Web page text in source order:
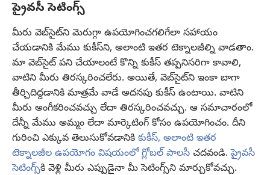
ప్రైవసీ సెటింగ్స్
మీరు వెబ్‌సైట్‌ని మెరుగ్గా ఉపయోగించగలిగేలా సహాయం
చేయడానికి మేము కుకీస్‌ని, అలాంటి ఇతర టెక్నాలజీల్ని వాడతాం.
మా వెబ్‌సైట్‌ పని చేయాలంటే కొన్ని కుకీస్‌ తప్పనిసరిగా కావాలి,
వాటిని మీరు తిరస్కరించలేరు. అయితే, వెబ్‌సైట్‌ని ఇంకా బాగా
తీర్చిదిద్దడానికి మాత్రమే వాడే అదనపు కుకీస్‌ ఉంటాయి. వాటిని
మీరు అంగీకరించవచ్చు లేదా తిరస్కరించవచ్చు. ఆ సమాచారంలో
దేన్నీ మేము అమ్మం లేదా మార్కెటింగ్‌ కోసం ఉపయోగించం. దీని
గురించి ఎక్కువ తెలుసుకోవడానికి కుకీస్, అలాంటి ఇతర
టెక్నాలజీల ఉపయోగం విషయంలో గ్లోబల్ పాలసీ చదవండి.ప్రైవసీ
సెటింగ్స్‌కి వెళ్లి మీరు ఎప్పుడైనా మీ సెటింగ్స్‌ని మార్చుకోవచ్చు.
ఓపెన్‌ కావలికోట ఆన్‌లైన్‌ లైబ్రరీ
(కొత్త
విండో
ఓపెన్‌
అవుతుంది)
JW Hub®
(కొత్త
విండో
ఓపెన్‌
అవుతుంది)
JW లైబ్రరీ
కావలికోట లైబ్రరీ
Copyright© 2026 Watch Tower Bible and Tract Society of Pennsylvania.